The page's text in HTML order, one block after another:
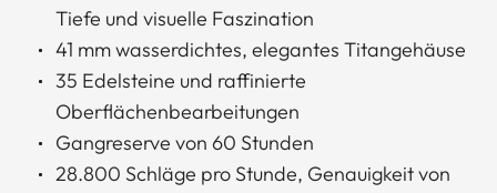
Tiefe und visuelle Faszination
41 mm wasserdichtes, elegantes Titangehäuse
35 Edelsteine und raffinierte
Oberflächenbearbeitungen
Gangreserve von 60 Stunden
28.800 Schläge pro Stunde, Genauigkeit von